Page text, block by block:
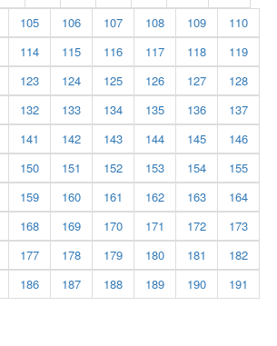
105 106 107 108 109
110
114 115 116 117 118
119
123 124 125 126 127
128
132 133 134 135 136
137
141 142 143 144 145
146
150 151 152 153 154
155
159 160 161 162 163
164
168 169 170 171 172
173
177 178 179 180 181
182
186 187 188 189 190
191